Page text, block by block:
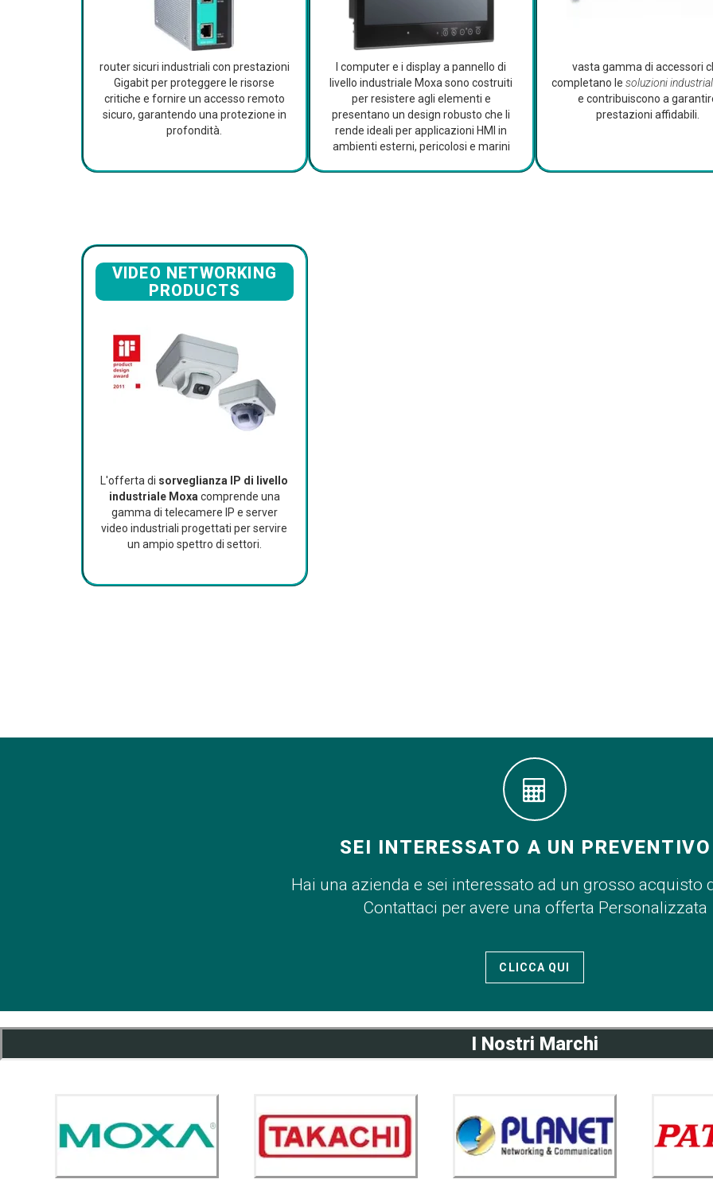
router sicuri industriali con prestazioni
Gigabit per proteggere le risorse
critiche e fornire un accesso remoto
sicuro, garantendo una protezione in
profondità.
I computer e i display a pannello di
livello industriale Moxa sono costruiti
per resistere agli elementi e
presentano un design robusto che li
rende ideali per applicazioni HMI in
ambienti esterni, pericolosi e marini
vasta gamma di accessori
completano le soluzioni
e contribuiscono a
prestazioni affidabili.
VIDEO NETWORKING
PRODUCTS
L'offerta di sorveglianza IP di livello
industriale Moxacomprende una
gamma di telecamere IP e server
video industriali progettati per servire
un ampio spettro di settori.
SEI INTERESSATO A UN
Hai una azienda e sei interessato ad un grosso acquisto
Contattaci per avere una offerta Personalizzata
CLICCA QUI
I Nostri Marchi